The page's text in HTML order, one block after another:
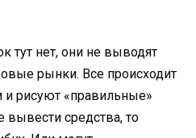
тут нет, они не выводят
рынки. Все происходит
и рисуют «правильные»
вывести средства, то